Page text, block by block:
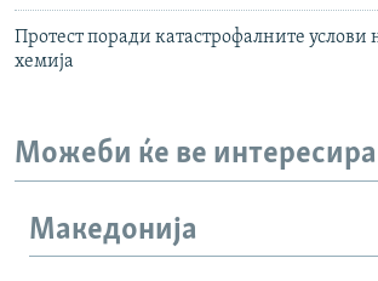
Протест поради катастрофалните услови
хемија
Можеби ќе ве интересира
Македонија